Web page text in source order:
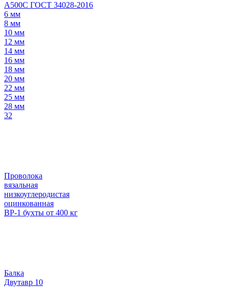
А500С ГОСТ 34028-2016
6 мм
8 мм
10 мм
12 мм
14 мм
16 мм
18 мм
20 мм
22 мм
25 мм
28 мм
32
Проволока
вязальная
низкоуглеродистая
оцинкованная
ВР-1 бухты от 400 кг
Балка
Двутавр 10